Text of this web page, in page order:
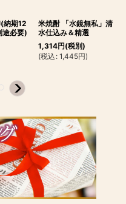
納期12
途必要)
米焼酎 「水鏡無私」清
水仕込み＆精選
1,314円(税別)
(税込 : 1,445円)